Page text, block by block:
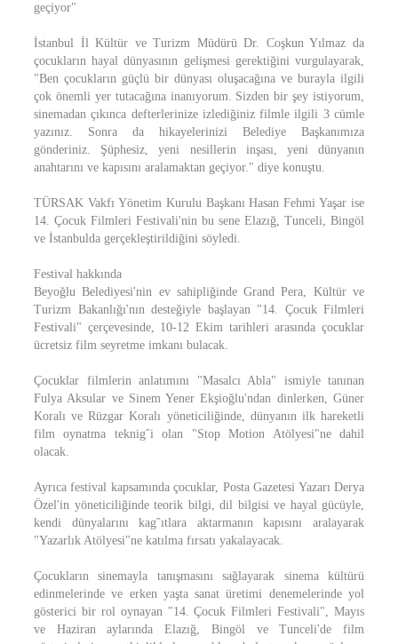
geçiyor"
İstanbul İl Kültür ve Turizm Müdürü Dr. Coşkun Yılmaz da
çocukların hayal dünyasının gelişmesi gerektiğini vurgulayarak,
"Ben çocukların güçlü bir dünyası oluşacağına ve burayla ilgili
çok önemli yer tutacağına inanıyorum. Sizden bir şey istiyorum,
sinemadan çıkınca defterlerinize izlediğiniz filmle ilgili 3 cümle
yazınız. Sonra da hikayelerinizi Belediye Başkanımıza
gönderiniz. Şüphesiz, yeni nesillerin inşası, yeni dünyanın
anahtarını ve kapısını aralamaktan geçiyor." diye konuştu.
TÜRSAK Vakfı Yönetim Kurulu Başkanı Hasan Fehmi Yaşar ise
14. Çocuk Filmleri Festivali'nin bu sene Elazığ, Tunceli, Bingöl
ve İstanbulda gerçekleştirildiğini söyledi.
Festival hakkında
Beyoğlu Belediyesi'nin ev sahipliğinde Grand Pera, Kültür ve
Turizm Bakanlığı'nın desteğiyle başlayan "14. Çocuk Filmleri
Festivali" çerçevesinde, 10-12 Ekim tarihleri arasında çocuklar
ücretsiz film seyretme imkanı bulacak.
Çocuklar filmlerin anlatımını "Masalcı Abla" ismiyle tanınan
Fulya Aksular ve Sinem Yener Ekşioğlu'ndan dinlerken, Güner
Koralı ve Rüzgar Koralı yöneticiliğinde, dünyanın ilk hareketli
film oynatma teknigˆi olan "Stop Motion Atölyesi"ne dahil
olacak.
Ayrıca festival kapsamında çocuklar, Posta Gazetesi Yazarı Derya
Özel'in yöneticiliğinde teorik bilgi, dil bilgisi ve hayal gücüyle,
kendi dünyalarını kagˆıtlara aktarmanın kapısını aralayarak
"Yazarlık Atölyesi"ne katılma fırsatı yakalayacak.
Çocukların sinemayla tanışmasını sağlayarak sinema kültürü
edinmelerinde ve erken yaşta sanat üretimi denemelerinde yol
gösterici bir rol oynayan "14. Çocuk Filmleri Festivali", Mayıs
ve Haziran aylarında Elazığ, Bingöl ve Tunceli'de film